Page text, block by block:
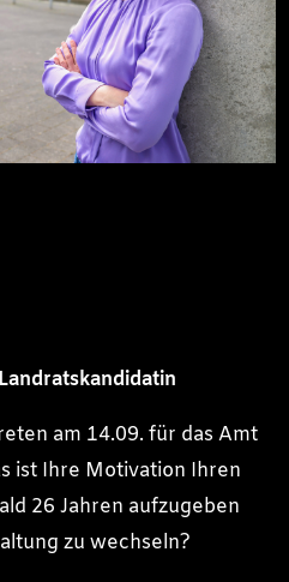
am 14.09. für das Amt
ist Ihre Motivation Ihren
26 Jahren aufzugeben
zu wechseln?